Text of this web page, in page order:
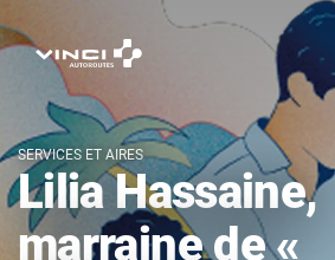
SERVICES ET AIRES
Lilia Hassaine,
marraine de «